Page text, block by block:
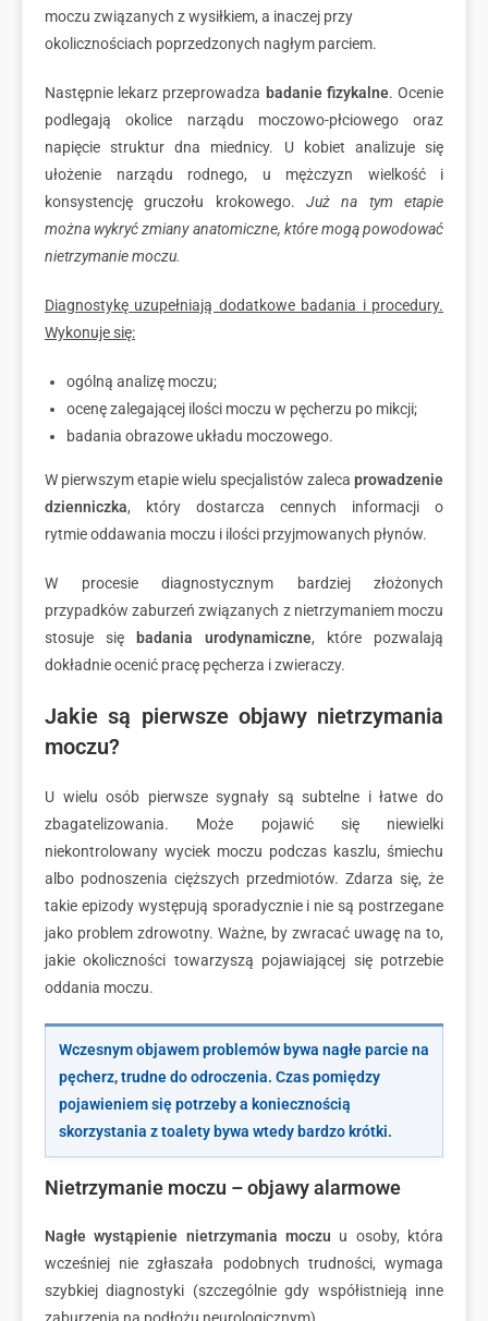
moczu związanych z wysiłkiem, a inaczej przy
okolicznościach poprzedzonych nagłym parciem.
Następnie lekarz przeprowadza badanie fizykalne. Ocenie
podlegają okolice narządu moczowo-płciowego oraz
napięcie struktur dna miednicy. U kobiet analizuje się
ułożenie narządu rodnego, u mężczyzn wielkość i
konsystencję gruczołu krokowego. Już na tym etapie
można wykryć zmiany anatomiczne, które mogą powodować
nietrzymanie moczu.
Diagnostykę uzupełniają dodatkowe badania i procedury.
Wykonuje się:
ogólną analizę moczu;
ocenę zalegającej ilości moczu w pęcherzu po mikcji;
badania obrazowe układu moczowego.
W pierwszym etapie wielu specjalistów zaleca prowadzenie
dzienniczka, który dostarcza cennych informacji o
rytmie oddawania moczu i ilości przyjmowanych płynów.
W procesie diagnostycznym bardziej złożonych
przypadków zaburzeń związanych z nietrzymaniem moczu
stosuje się
badania urodynamiczne, które pozwalają
dokładnie ocenić pracę pęcherza i zwieraczy.
Jakie są pierwsze objawy nietrzymania
moczu?
U wielu osób pierwsze sygnały są subtelne i łatwe do
zbagatelizowania. Może pojawić się niewielki
niekontrolowany wyciek moczu podczas kaszlu, śmiechu
albo podnoszenia cięższych przedmiotów. Zdarza się, że
takie epizody występują sporadycznie i nie są postrzegane
jako problem zdrowotny. Ważne, by zwracać uwagę na to,
jakie okoliczności towarzyszą pojawiającej się potrzebie
oddania moczu.
Wczesnym objawem problemów bywa nagłe parcie na
pęcherz, trudne do odroczenia. Czas pomiędzy
pojawieniem się potrzeby a koniecznością
skorzystania z toalety bywa wtedy bardzo krótki.
Nietrzymanie moczu – objawy alarmowe
Nagłe wystąpienie nietrzymania moczu u osoby, która
wcześniej nie zgłaszała podobnych trudności, wymaga
szybkiej diagnostyki (szczególnie gdy współistnieją inne